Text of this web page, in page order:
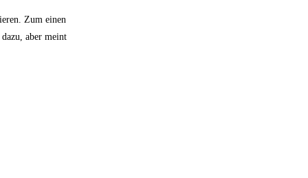
Zum einen
aber meint